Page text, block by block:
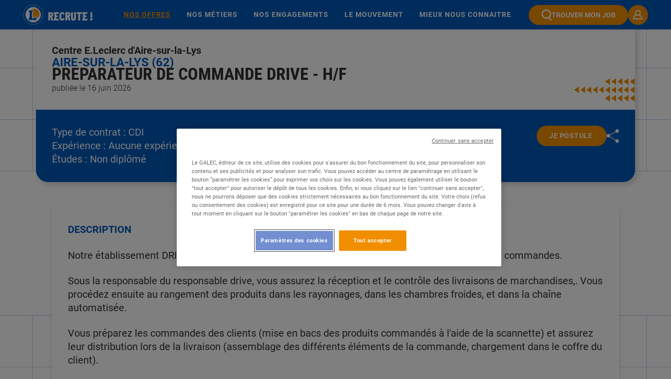
NOS OFFRES NOS MÉTIERS NOS ENGAGEMENTS LE MOUVEMENT MIEUX NOUS CONNAITRE TROUVER MON JOB
publiée le 16 juin 2026
PREPARATEUR DE COMMANDE DRIVE - H/F
AIRE-SUR-LA-LYS (62)
Centre E.Leclerc d'Aire-sur-la-Lys
Type de contrat : CDI
Expérience : Aucune expérience
Études : Non diplômé
JE POSTULE
DESCRIPTION
Notre établissement DRIVE DE LILLERS situé dans la zone du plantin, recherche 2 préparateurs de commandes.
Sous la responsable du responsable drive, vous assurez la réception et le contrôle des livraisons de marchandises,. Vous
procédez ensuite au rangement des produits dans les rayonnages, dans les chambres froides, et dans la chaîne
automatisée.
Vous préparez les commandes des clients (mise en bacs des produits commandés à l'aide de la scannette) et assurez
leur distribution lors de la livraison (assemblage des différents éléments de la commande, chargement dans le coffre du
client).
Le GALEC, éditeur de ce site, utilise des cookies pour s'assurer du bon fonctionnement du site, pour personnaliser son
contenu et ses publicités et pour analyser son trafic. Vous pouvez accéder au centre de paramétrage en utilisant le
bouton “paramétrer les cookies” pour exprimer vos choix sur les cookies. Vous pouvez également utiliser le bouton
"tout accepter" pour autoriser le dépôt de tous les cookies. Enfin, si vous cliquez sur le lien "continuer sans accepter",
nous ne pourrons déposer que des cookies strictement nécessaires au bon fonctionnement du site. Votre choix (refus
ou consentement des cookies) est enregistré pour ce site pour une durée de 6 mois. Vous pouvez changer d'avis à
tout moment en cliquant sur le bouton "paramétrer les cookies" en bas de chaque page de notre site.
Tout accepter
Paramètres des cookies
Continuer sans accepter